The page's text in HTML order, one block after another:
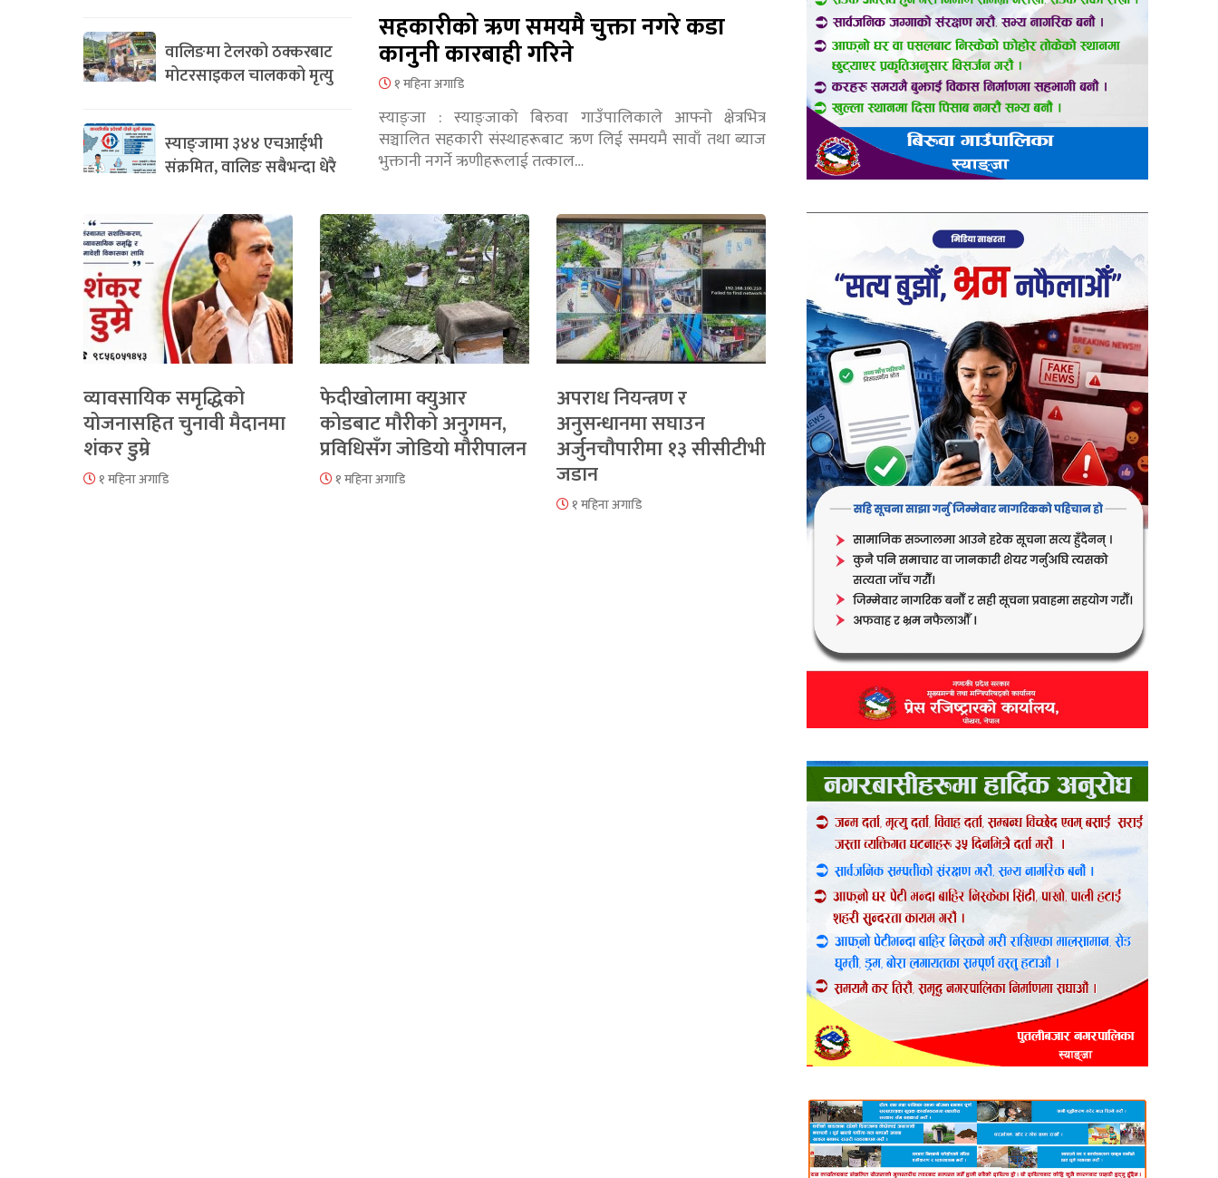
वालिङमा टेलरको ठक्करबाट
मोटरसाइकल चालकको मृत्यु
स्याङ्जामा ३४४ एचआईभी
संक्रमित, वालिङ सबैभन्दा धेरै
सहकारीको ऋण समयमै चुक्ता नगरे कडा
कानुनी कारबाही गरिने
१ महिना अगाडि
स्याङ्जा : स्याङ्जाको बिरुवा गाउँपालिकाले आफ्नो क्षेत्रभित्र
सञ्चालित सहकारी संस्थाहरूबाट ऋण लिई समयमै सावाँ तथा ब्याज
भुक्तानी नगर्ने ऋणीहरूलाई तत्काल…
व्यावसायिक समृद्धिको
योजनासहित चुनावी मैदानमा
शंकर डुम्रे
१ महिना अगाडि
फेदीखोलामा क्युआर
कोडबाट मौरीको अनुगमन,
प्रविधिसँग जोडियो मौरीपालन
१ महिना अगाडि
अपराध नियन्त्रण र
अनुसन्धानमा सघाउन
अर्जुनचौपारीमा १३ सीसीटीभी
जडान
१ महिना अगाडि